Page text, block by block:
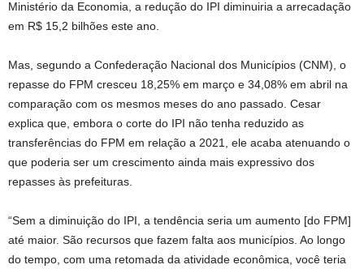
Ministério da Economia, a redução do IPI diminuiria a arrecadação
em R$ 15,2 bilhões este ano.
Mas, segundo a Confederação Nacional dos Municípios (CNM), o
repasse do FPM cresceu 18,25% em março e 34,08% em abril na
comparação com os mesmos meses do ano passado. Cesar
explica que, embora o corte do IPI não tenha reduzido as
transferências do FPM em relação a 2021, ele acaba atenuando o
que poderia ser um crescimento ainda mais expressivo dos
repasses às prefeituras.
“Sem a diminuição do IPI, a tendência seria um aumento [do FPM]
até maior. São recursos que fazem falta aos municípios. Ao longo
do tempo, com uma retomada da atividade econômica, você teria